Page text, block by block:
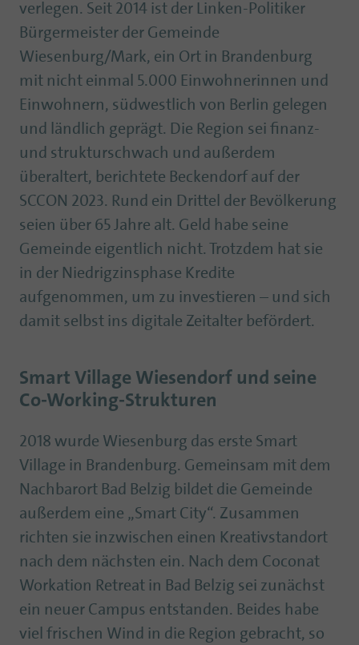
verlegen. Seit 2014 ist der Linken-Politiker
Bürgermeister der Gemeinde
Wiesenburg/Mark, ein Ort in Brandenburg
mit nicht einmal 5.000 Einwohnerinnen und
Einwohnern, südwestlich von Berlin gelegen
und ländlich geprägt. Die Region sei finanz-
und strukturschwach und außerdem
überaltert, berichtete Beckendorf auf der
SCCON 2023. Rund ein Drittel der Bevölkerung
seien über 65 Jahre alt. Geld habe seine
Gemeinde eigentlich nicht. Trotzdem hat sie
in der Niedrigzinsphase Kredite
aufgenommen, um zu investieren – und sich
damit selbst ins digitale Zeitalter befördert.
Smart Village Wiesendorf und seine
Co-Working-Strukturen
2018 wurde Wiesenburg das erste Smart
Village in Brandenburg. Gemeinsam mit dem
Nachbarort Bad Belzig bildet die Gemeinde
außerdem eine „Smart City“. Zusammen
richten sie inzwischen einen Kreativstandort
nach dem nächsten ein. Nach dem Coconat
Workation Retreat in Bad Belzig sei zunächst
ein neuer Campus entstanden. Beides habe
viel frischen Wind in die Region gebracht, so